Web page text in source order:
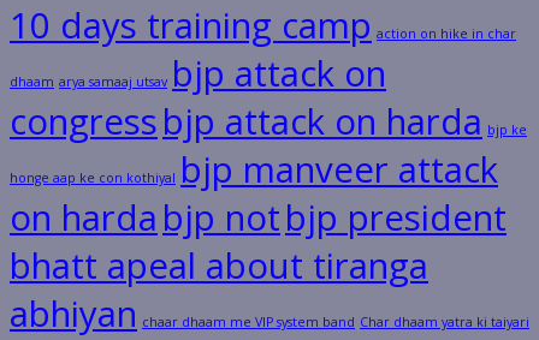
10 days training camp action on hike in char
dhaam arya samaaj utsav bjp attack on
congressbjp attack on harda bjp ke
honge aap ke con kothiyal bjp manveer attack
on harda bjp notbjp president
bhatt apeal about tiranga
abhiyan chaar dhaam me VIP system band Char dhaam yatra ki taiyari